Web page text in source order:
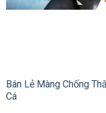
Bán Lẻ Màng Chống
Cá